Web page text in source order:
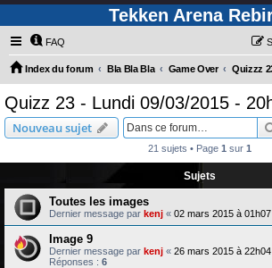
Tekken Arena
FAQ
Index du forum Bla Bla Bla Game Over Quizzz
Quizz 23 - Lundi 09/03/2015 -
Nouveau sujet
21 sujets • Page 1 sur 1
Sujets
Toutes les images
Dernier message par kenj « 02 mars 2015 à 01h07
Image 9
Dernier message par kenj « 26 mars 2015 à 22h04
Réponses : 6